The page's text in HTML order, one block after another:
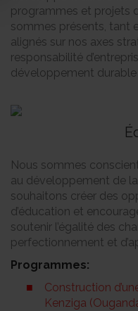
programmes et projets
sommes présents, tant
alignés sur nos axes
responsabilité
développement durable
Nous sommes
au développement de
souhaitons créer des
d’éducation et
soutenir l’égalité des
perfectionnement et
Programmes:
Construction
Kenziga